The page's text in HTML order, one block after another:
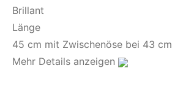
Brillant
Länge
45 cm mit Zwischenöse bei 43 cm
Mehr Details anzeigen